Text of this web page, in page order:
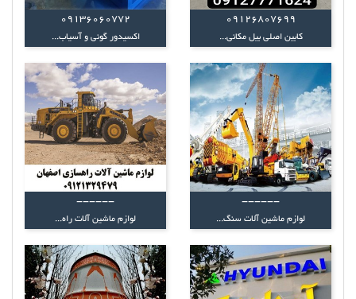
09126807699
کابین اصلی بیل مکانی...
09136060772
اکسیدور گونی و آسیاب...
------
لوازم ماشین آلات سنگ...
------
لوازم ماشین آلات راه...